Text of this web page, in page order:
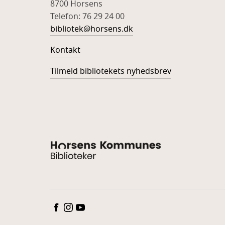
8700 Horsens
Telefon: 76 29 24 00
bibliotek@horsens.dk
Kontakt
Tilmeld bibliotekets nyhedsbrev